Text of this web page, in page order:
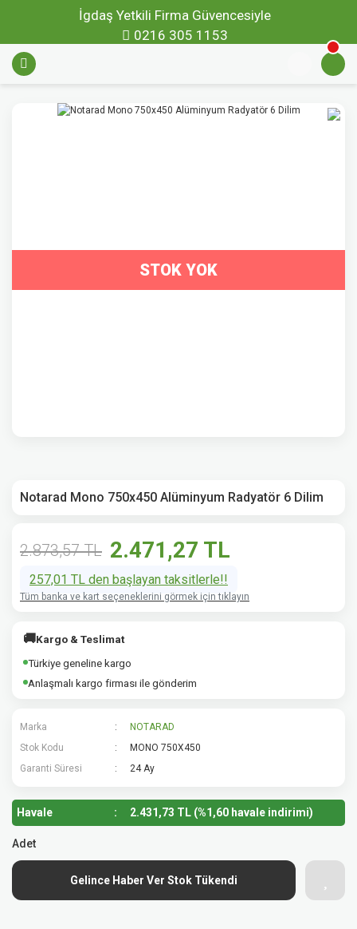
İgdaş Yetkili Firma Güvencesiyle
0216 305 1153
STOK YOK
Notarad Mono 750x450 Alüminyum Radyatör 6 Dilim
2.873,57 TL 2.471,27 TL
257,01 TL den başlayan taksitlerle!!
Tüm banka ve kart seçeneklerini görmek için tıklayın
🚚Kargo & Teslimat
Türkiye geneline kargo
Anlaşmalı kargo firması ile gönderim
Marka
NOTARAD
Stok Kodu
MONO 750X450
Garanti Süresi
24 Ay
Havale 2.431,73 TL (%1,60 havale indirimi)
Adet
Gelince Haber Ver Stok Tükendi